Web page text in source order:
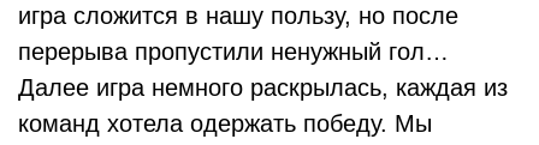
игра сложится в нашу пользу, но после
перерыва пропустили ненужный гол…
Далее игра немного раскрылась, каждая из
команд хотела одержать победу. Мы